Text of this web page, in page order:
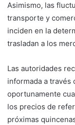
Asimismo, las
transporte y
inciden en la
trasladan a los
Las autoridades
informada a través
oportunamente
los precios de
próximas